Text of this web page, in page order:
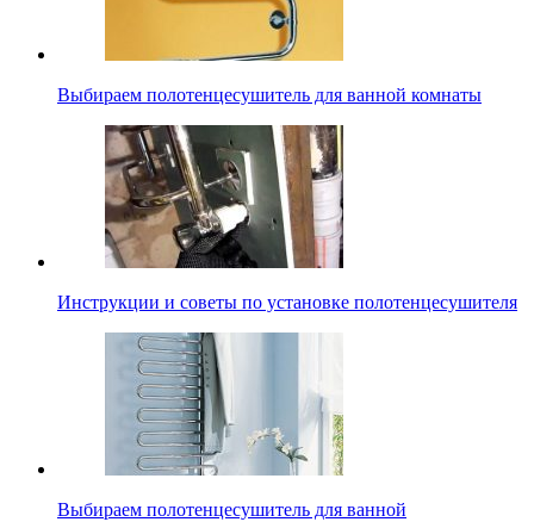
Выбираем полотенцесушитель для ванной комнаты
Инструкции и советы по установке полотенцесушителя
Выбираем полотенцесушитель для ванной